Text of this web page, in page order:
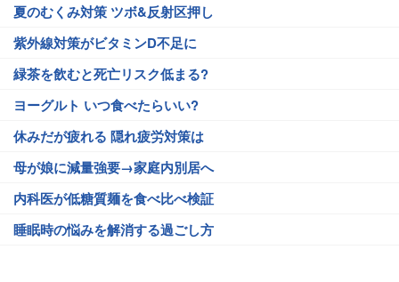
夏のむくみ対策 ツボ&反射区押し
紫外線対策がビタミンD不足に
緑茶を飲むと死亡リスク低まる?
ヨーグルト いつ食べたらいい?
休みだが疲れる 隠れ疲労対策は
母が娘に減量強要→家庭内別居へ
内科医が低糖質麺を食べ比べ検証
睡眠時の悩みを解消する過ごし方